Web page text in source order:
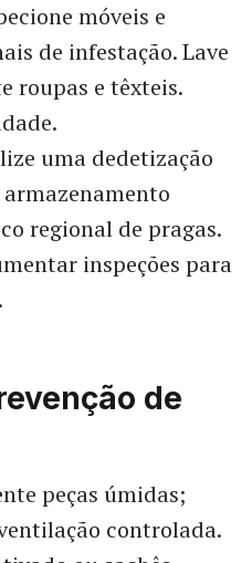
móveis e
de infestação. Lave
roupas e têxteis.
uma dedetização
regional de pragas.
inspeções para
de
peças úmidas;
controlada.